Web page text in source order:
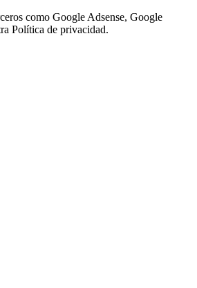
como Google Adsense, Google
Política de privacidad.